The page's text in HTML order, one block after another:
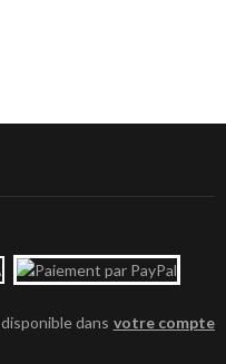
dans votre compte